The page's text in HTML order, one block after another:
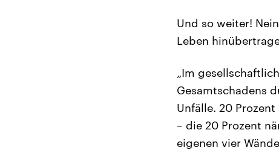
Und so weiter!
Leben
„Im
Gesamtschadens
Unfälle. 20
– die 20 Prozent
eigenen vier